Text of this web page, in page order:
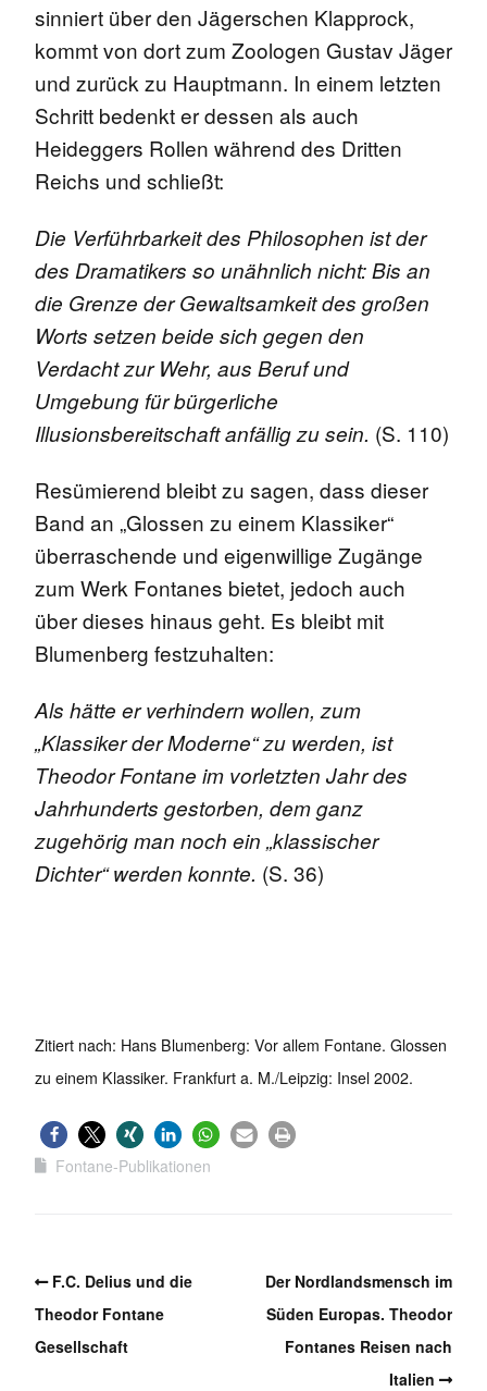
sinniert über den Jägerschen Klapprock,
kommt von dort zum Zoologen Gustav Jäger
und zurück zu Hauptmann. In einem letzten
Schritt bedenkt er dessen als auch
Heideggers Rollen während des Dritten
Reichs und schließt:
Die Verführbarkeit des Philosophen ist der
des Dramatikers so unähnlich nicht: Bis an
die Grenze der Gewaltsamkeit des großen
Worts setzen beide sich gegen den
Verdacht zur Wehr, aus Beruf und
Umgebung für bürgerliche
Illusionsbereitschaft anfällig zu sein. (S. 110)
Resümierend bleibt zu sagen, dass dieser
Band an „Glossen zu einem Klassiker“
überraschende und eigenwillige Zugänge
zum Werk Fontanes bietet, jedoch auch
über dieses hinaus geht. Es bleibt mit
Blumenberg festzuhalten:
Als hätte er verhindern wollen, zum
„Klassiker der Moderne“ zu werden, ist
Theodor Fontane im vorletzten Jahr des
Jahrhunderts gestorben, dem ganz
zugehörig man noch ein „klassischer
Dichter“ werden konnte. (S. 36)
Zitiert nach: Hans Blumenberg: Vor allem Fontane. Glossen
zu einem Klassiker. Frankfurt a. M./Leipzig: Insel 2002.
Fontane-Publikationen
F.C. Delius und die
Theodor Fontane
Gesellschaft
Der Nordlandsmensch im
Süden Europas. Theodor
Fontanes Reisen nach
Italien